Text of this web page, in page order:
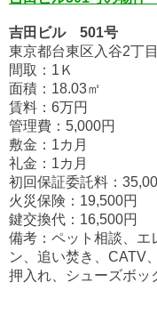
吉田ビル 501号
東京都台東区入谷2丁目
間取：1Ｋ
面積：18.03㎡
賃料：6万円
管理費：5,000円
敷金：1カ月
礼金：1カ月
初回保証委託料：
火災保険：19,500円
鍵交換代：16,500円
備考：ペット相談、エ
ン、追い焚き、CATV
押入れ、シューズボッ